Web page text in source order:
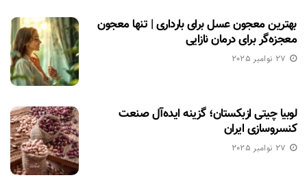
بهترین معجون عسل برای بارداری | تنها معجون
معجزه‌گر برای درمان نازایی
27 نوامبر 2025
لوبیا چیتی ازبکستان؛ گزینه ایده‌آل صنعت
کنسروسازی ایران
27 نوامبر 2025